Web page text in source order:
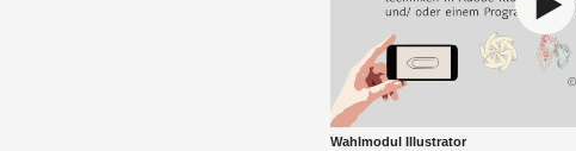
Wahl­mo­dul Il­lus­tra­tor